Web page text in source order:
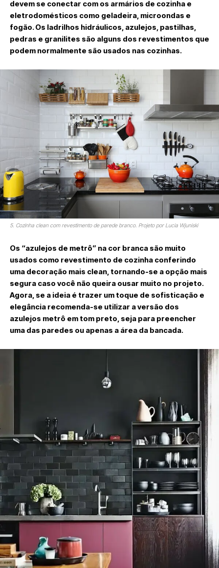
devem se conectar com os armários de cozinha e
eletrodomésticos como geladeira, microondas e
fogão. Os ladrilhos hidráulicos, azulejos, pastilhas,
pedras e granilites são alguns dos revestimentos que
podem normalmente são usados nas cozinhas.
5. Cozinha clean com revestimento de parede branco. Projeto por Lucia Wjuniski
Os “azulejos de metrô” na cor branca são muito
usados como revestimento de cozinha conferindo
uma decoração mais clean, tornando-se a opção mais
segura caso você não queira ousar muito no projeto.
Agora, se a ideia é trazer um toque de sofisticação e
elegância recomenda-se utilizar a versão dos
azulejos metrô em tom preto, seja para preencher
uma das paredes ou apenas a área da bancada.